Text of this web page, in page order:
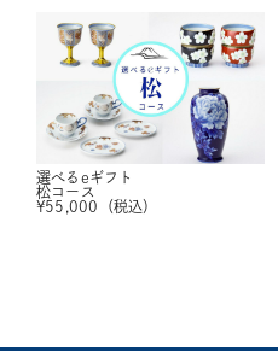
選べるeギフト
松コース
¥55,000 （税込）